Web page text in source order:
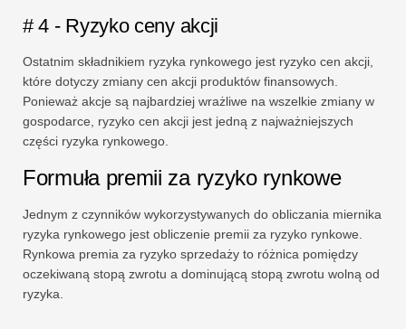
# 4 - Ryzyko ceny akcji
Ostatnim składnikiem ryzyka rynkowego jest ryzyko cen akcji,
które dotyczy zmiany cen akcji produktów finansowych.
Ponieważ akcje są najbardziej wrażliwe na wszelkie zmiany w
gospodarce, ryzyko cen akcji jest jedną z najważniejszych
części ryzyka rynkowego.
Formuła premii za ryzyko rynkowe
Jednym z czynników wykorzystywanych do obliczania miernika
ryzyka rynkowego jest obliczenie premii za ryzyko rynkowe.
Rynkowa premia za ryzyko sprzedaży to różnica pomiędzy
oczekiwaną stopą zwrotu a dominującą stopą zwrotu wolną od
ryzyka.